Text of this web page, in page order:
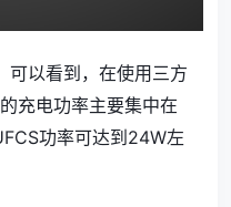
可以看到，在使用三方
充电功率主要集中在
功率可达到24W左